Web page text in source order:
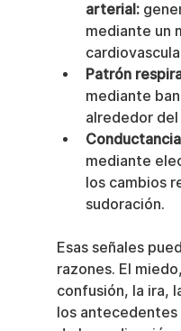
arterial:
mediante un
Patrón
mediante
alrededor
mediante
los cambios
sudoración.
Esas señales
razones. El
confusión, la ira,
los